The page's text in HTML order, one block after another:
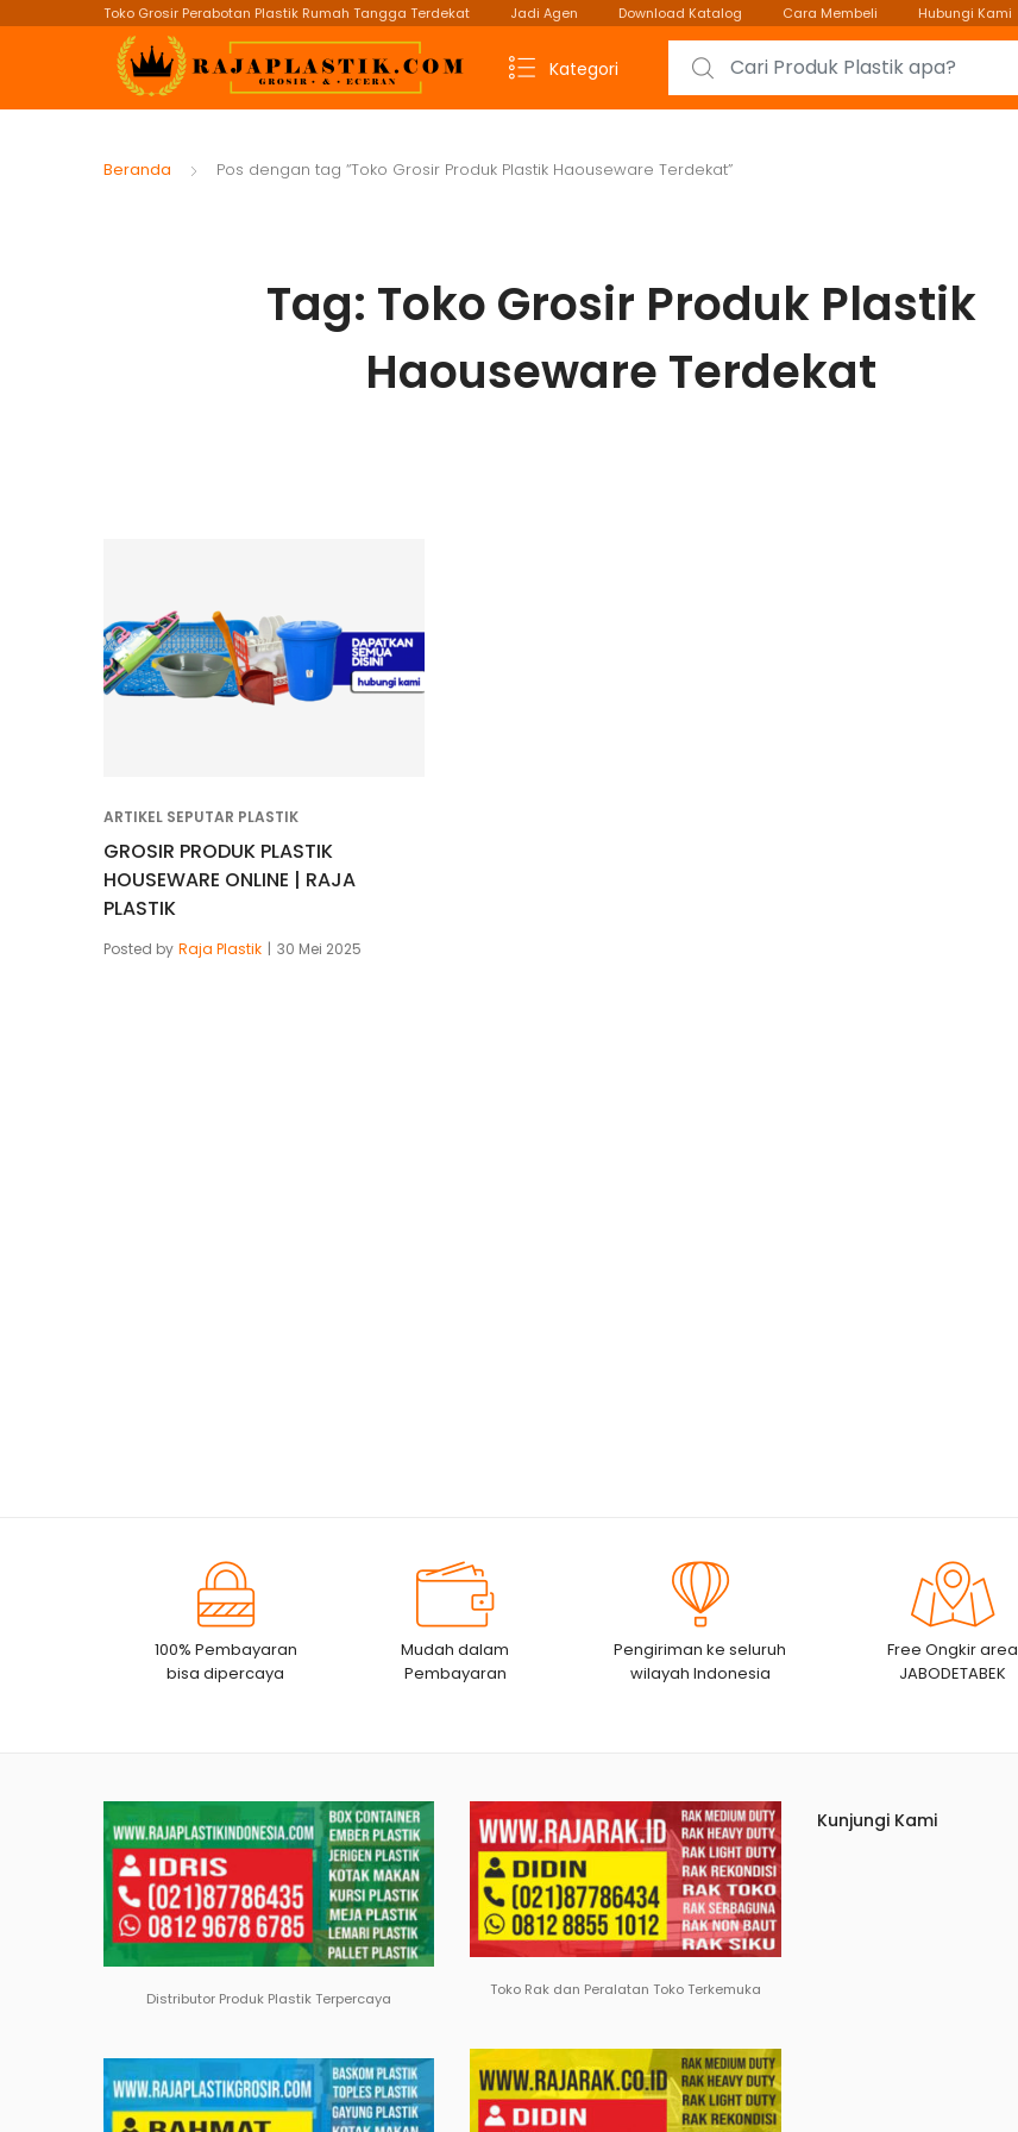
Toko Grosir Perabotan Plastik Rumah Tangga Terdekat Jadi Agen Download Katalog Cara Membeli Hubungi Kami
Kategori
Search for:
Beranda Pos dengan tag “Toko Grosir Produk Plastik Haouseware Terdekat”
Tag: Toko Grosir Produk Plastik
Haouseware Terdekat
ARTIKEL SEPUTAR PLASTIK
GROSIR PRODUK PLASTIK
HOUSEWARE ONLINE | RAJA
PLASTIK
Posted by Raja Plastik 30 Mei 2025
100% Pembayaran
bisa dipercaya
Mudah dalam
Pembayaran
Pengiriman ke seluruh
wilayah Indonesia
Free Ongkir area
JABODETABEK
Distributor Produk Plastik Terpercaya Toko Rak dan Peralatan Toko Terkemuka
Kunjungi Kami